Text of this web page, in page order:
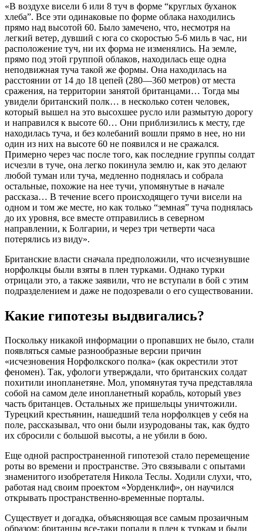
«В воздухе висели 6 или 8 туч в форме “круглых буханок
хлеба”. Все эти одинаковые по форме облака находились
прямо над высотой 60. Было замечено, что, несмотря на
легкий ветер, дувший с юга со скоростью 5-6 миль в час, ни
расположение туч, ни их форма не изменялись. На земле,
прямо под этой группой облаков, находилась еще одна
неподвижная туча такой же формы. Она находилась на
расстоянии от 14 до 18 цепей (280—360 метров) от места
сражения, на территории занятой британцами… Тогда мы
увидели британский полк… в несколько сотен человек,
который вышел на это высохшее русло или размытую дорогу
и направился к высоте 60… Они приблизились к месту, где
находилась туча, и без колебаний вошли прямо в нее, но ни
один из них на высоте 60 не появился и не сражался.
Примерно через час после того, как последние группы солдат
исчезли в туче, она легко покинула землю и, как это делают
любой туман или туча, медленно поднялась и собрала
остальные, похожие на нее тучи, упомянутые в начале
рассказа… В течение всего происходящего тучи висели на
одном и том же месте, но как только “земная” туча поднялась
до их уровня, все вместе отправились в северном
направлении, к Болгарии, и через три четверти часа
потерялись из виду».
Британские власти сначала предположили, что исчезнувшие
норфолкцы были взяты в плен турками. Однако турки
отрицали это, а также заявили, что не вступали в бой с этим
подразделением и даже не подозревали о его существовании.
Какие гипотезы выдвигались?
Поскольку никакой информации о пропавших не было, стали
появляться самые разнообразные версии причин
«исчезновения Норфолкского полка» (как окрестили этот
феномен). Так, уфологи утверждали, что британских солдат
похитили инопланетяне. Мол, упомянутая туча представляла
собой на самом деле инопланетный корабль, который увез
часть британцев. Остальных же пришельцы уничтожили.
Турецкий крестьянин, нашедший тела норфолкцев у себя на
поле, рассказывал, что они были изуродованы так, как будто
их сбросили с большой высоты, а не убили в бою.
Еще одной распространенной гипотезой стало перемещение
роты во времени и пространстве. Это связывали с опытами
знаменитого изобретателя Никола Теслы. Ходили слухи, что,
работая над своим проектом «Уорденклиф», он научился
открывать пространственно-временные порталы.
Существует и догадка, объясняющая все самым прозаичным
образом: британцы все-таки попали в плен к туркам и были